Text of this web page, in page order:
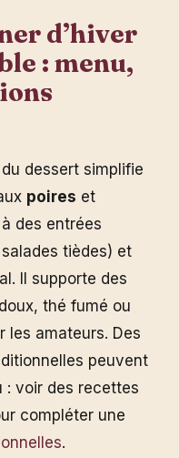
d’hiver
: menu,
dessert simplifie
poires et
des entrées
tièdes) et
Il supporte des
thé fumé ou
les amateurs. Des
peuvent
: voir des recettes
compléter une
.